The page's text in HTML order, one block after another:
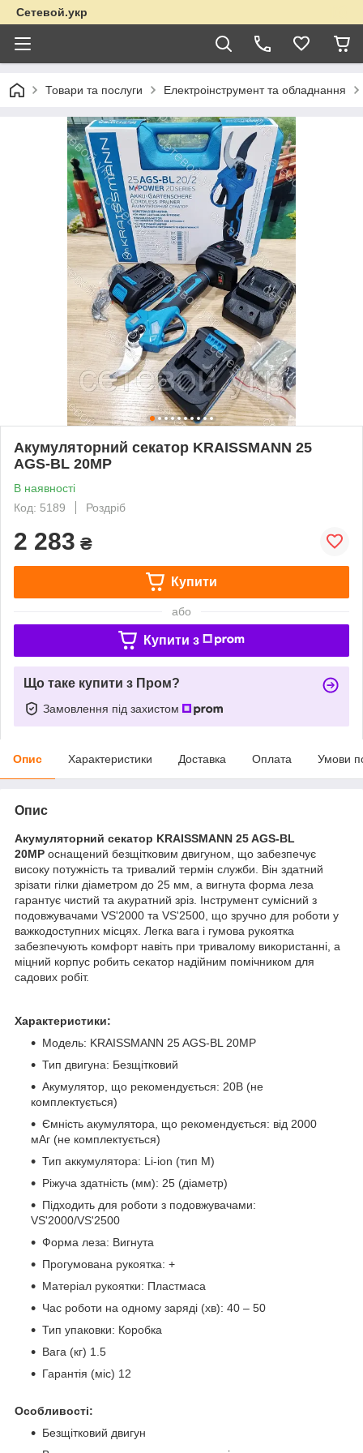
Сетевой.укр
Товари та послуги Електроінструмент та обладнання
Акумуляторний секатор KRAISSMANN 25
AGS-BL 20MP
В наявності
Код: 5189
Роздріб
2 283 ₴
Купити
або
Купити з
Що таке купити з Пром?
Замовлення під захистом
Опис Характеристики Доставка Оплата Умови
Опис
Акумуляторний секатор KRAISSMANN 25 AGS-BL
20MP оснащений безщітковим двигуном, що забезпечує
високу потужність та тривалий термін служби. Він здатний
зрізати гілки діаметром до 25 мм, а вигнута форма леза
гарантує чистий та акуратний зріз. Інструмент сумісний з
подовжувачами VS'2000 та VS'2500, що зручно для роботи у
важкодоступних місцях. Легка вага і гумова рукоятка
забезпечують комфорт навіть при тривалому використанні, а
міцний корпус робить секатор надійним помічником для
садових робіт.
Характеристики:
Модель: KRAISSMANN 25 AGS-BL 20MP
Тип двигуна: Безщітковий
Акумулятор, що рекомендується: 20В (не
комплектується)
Ємність акумулятора, що рекомендується: від 2000
мАг (не комплектується)
Тип аккумулятора: Li-ion (тип М)
Ріжуча здатність (мм): 25 (діаметр)
Підходить для роботи з подовжувачами:
VS'2000/VS'2500
Форма леза: Вигнута
Прогумована рукоятка: +
Матеріал рукоятки: Пластмаса
Час роботи на одному заряді (хв): 40 – 50
Тип упаковки: Коробка
Вага (кг) 1.5
Гарантія (міс) 12
Особливості:
Безщітковий двигун